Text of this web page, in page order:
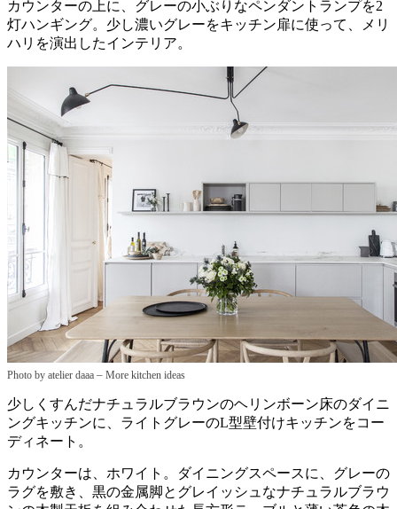
カウンターの上に、グレーの小ぶりなペンダントランプを2
灯ハンギング。少し濃いグレーをキッチン扉に使って、メリ
ハリを演出したインテリア。
Photo by atelier daaa – More kitchen ideas
少しくすんだナチュラルブラウンのヘリンボーン床のダイニ
ングキッチンに、ライトグレーのL型壁付けキッチンをコー
ディネート。
カウンターは、ホワイト。ダイニングスペースに、グレーの
ラグを敷き、黒の金属脚とグレイッシュなナチュラルブラウ